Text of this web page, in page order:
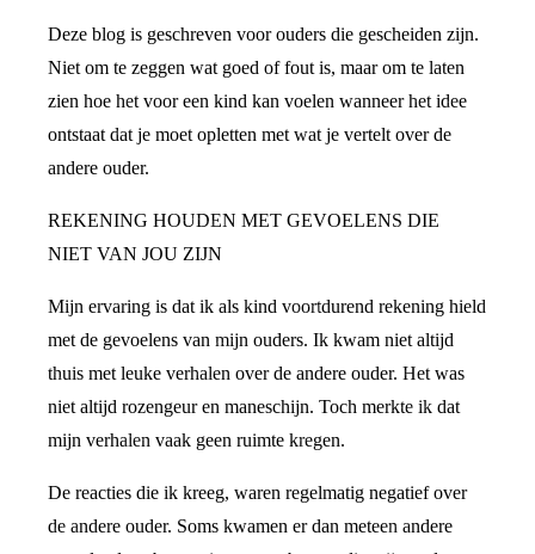
Deze blog is geschreven voor ouders die gescheiden zijn.
Niet om te zeggen wat goed of fout is, maar om te laten
zien hoe het voor een kind kan voelen wanneer het idee
ontstaat dat je moet opletten met wat je vertelt over de
andere ouder.
REKENING HOUDEN MET GEVOELENS DIE
NIET VAN JOU ZIJN
Mijn ervaring is dat ik als kind voortdurend rekening hield
met de gevoelens van mijn ouders. Ik kwam niet altijd
thuis met leuke verhalen over de andere ouder. Het was
niet altijd rozengeur en maneschijn. Toch merkte ik dat
mijn verhalen vaak geen ruimte kregen.
De reacties die ik kreeg, waren regelmatig negatief over
de andere ouder. Soms kwamen er dan meteen andere